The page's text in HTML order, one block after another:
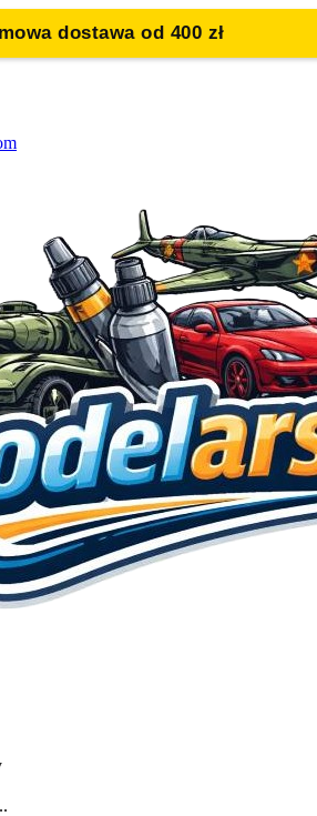
dostawa od 400 zł